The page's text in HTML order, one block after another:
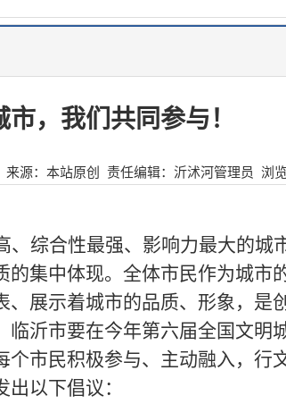
，我们共同参与！
源： 本站原创 责任编辑：沂沭河管理员 浏
、综合性最强、影响力最大的城
的集中体现。全体市民作为城市
、展示着城市的品质、形象，是
临沂市要在今年第六届全国文明
个市民积极参与、主动融入，行
以下倡议：